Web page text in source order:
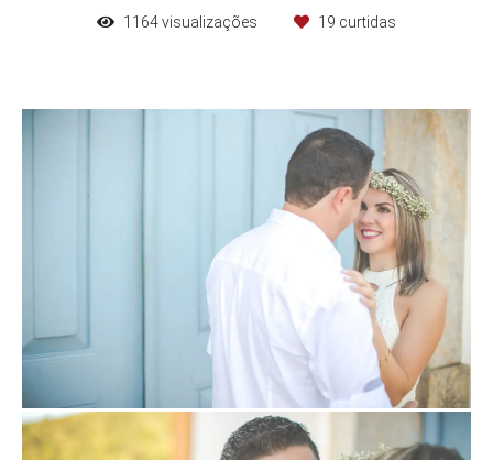
1164visualizações 19 curtidas